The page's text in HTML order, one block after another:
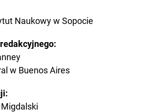
Naukowy w Sopocie
w Buenos Aires